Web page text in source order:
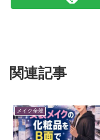
関連記事
メイク全般